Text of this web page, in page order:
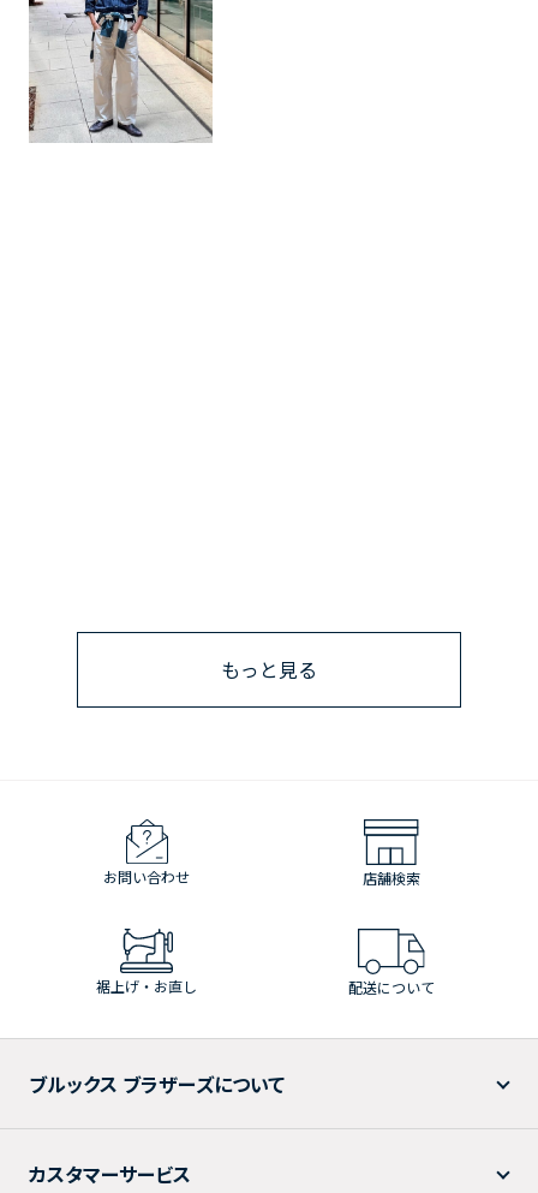
もっと見る
お問い合わせ 店舗検索
裾上げ・お直し 配送について
ブルックス ブラザーズについて
カスタマーサービス